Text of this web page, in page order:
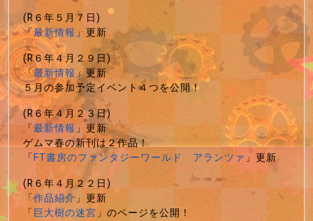
(R６年５月７日)
「最新情報」更新
(R６年４月２９日)
「最新情報」更新
５月の参加予定イベント４つを公開！
(R６年４月２３日)
「最新情報」更新
ゲムマ春の新刊は２作品！
「FT書房のファンタジーワールド アランツァ」更新
(R６年４月２２日)
「作品紹介」更新
「巨大樹の迷宮」のページを公開！